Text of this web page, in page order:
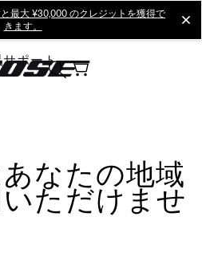
最大 ¥30,000 のクレジットを獲得で
きます。
サポート
なたの地域
ただけませ